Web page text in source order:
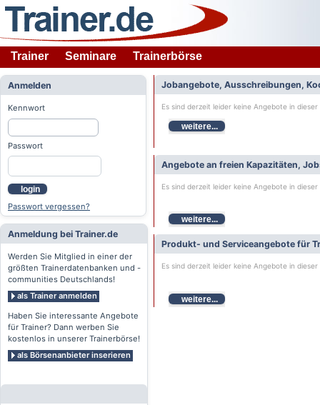
Trainer Seminare Trainerbörse
Anmelden
Kennwort
Passwort
login
Passwort vergessen?
Anmeldung bei Trainer.de
Werden Sie Mitglied in einer der
größten Trainerdatenbanken und -
communities Deutschlands!
als Trainer anmelden
Haben Sie interessante Angebote
für Trainer? Dann werben Sie
kostenlos in unserer Trainerbörse!
als Börsenanbieter inserieren
Jobangebote, Ausschreibungen,
Es sind derzeit leider keine Angebote in
weitere...
Angebote an freien Kapazitäten,
Es sind derzeit leider keine Angebote in
weitere...
Produkt- und Serviceangebote für
Es sind derzeit leider keine Angebote in
weitere...